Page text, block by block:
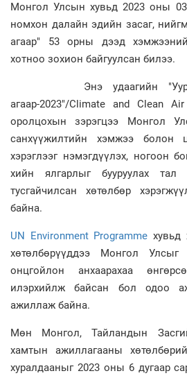
Монгол Улсын хувьд 2023 оны
номхон далайн эдийн засаг,
агаар" 53 орны дээд
хотноо зохион байгуулсан билээ.
Энэ удаагийн "Уур
агаар-2023"/Climate and Clean
оролцохын зэрэгцээ Монгол
санхүүжилтийн хэмжээ болон
хэрэглээг нэмэгдүүлэх, ногоон
хийн ялгарлыг бууруулах
тусгайчилсан хөтөлбөр
байна.
UN Environment Programme хувьд
хөтөлбөрүүддээ Монгол
онцгойлон анхаарахаа
илэрхийлж байсан бол одоо
ажиллаж байна.
Мөн Монгол, Тайландын
хамтын ажиллагааны
хуралдааныг 2023 оны 6 дугаар